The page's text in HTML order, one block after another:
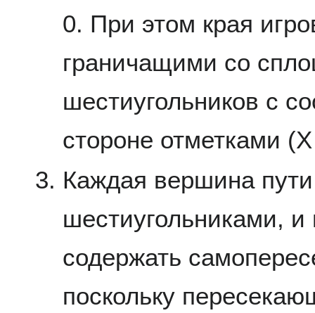
0. При этом края
граничащими со
шестиугольников с
стороне отметками
Каждая вершина
шестиугольниками,
содержать
поскольку